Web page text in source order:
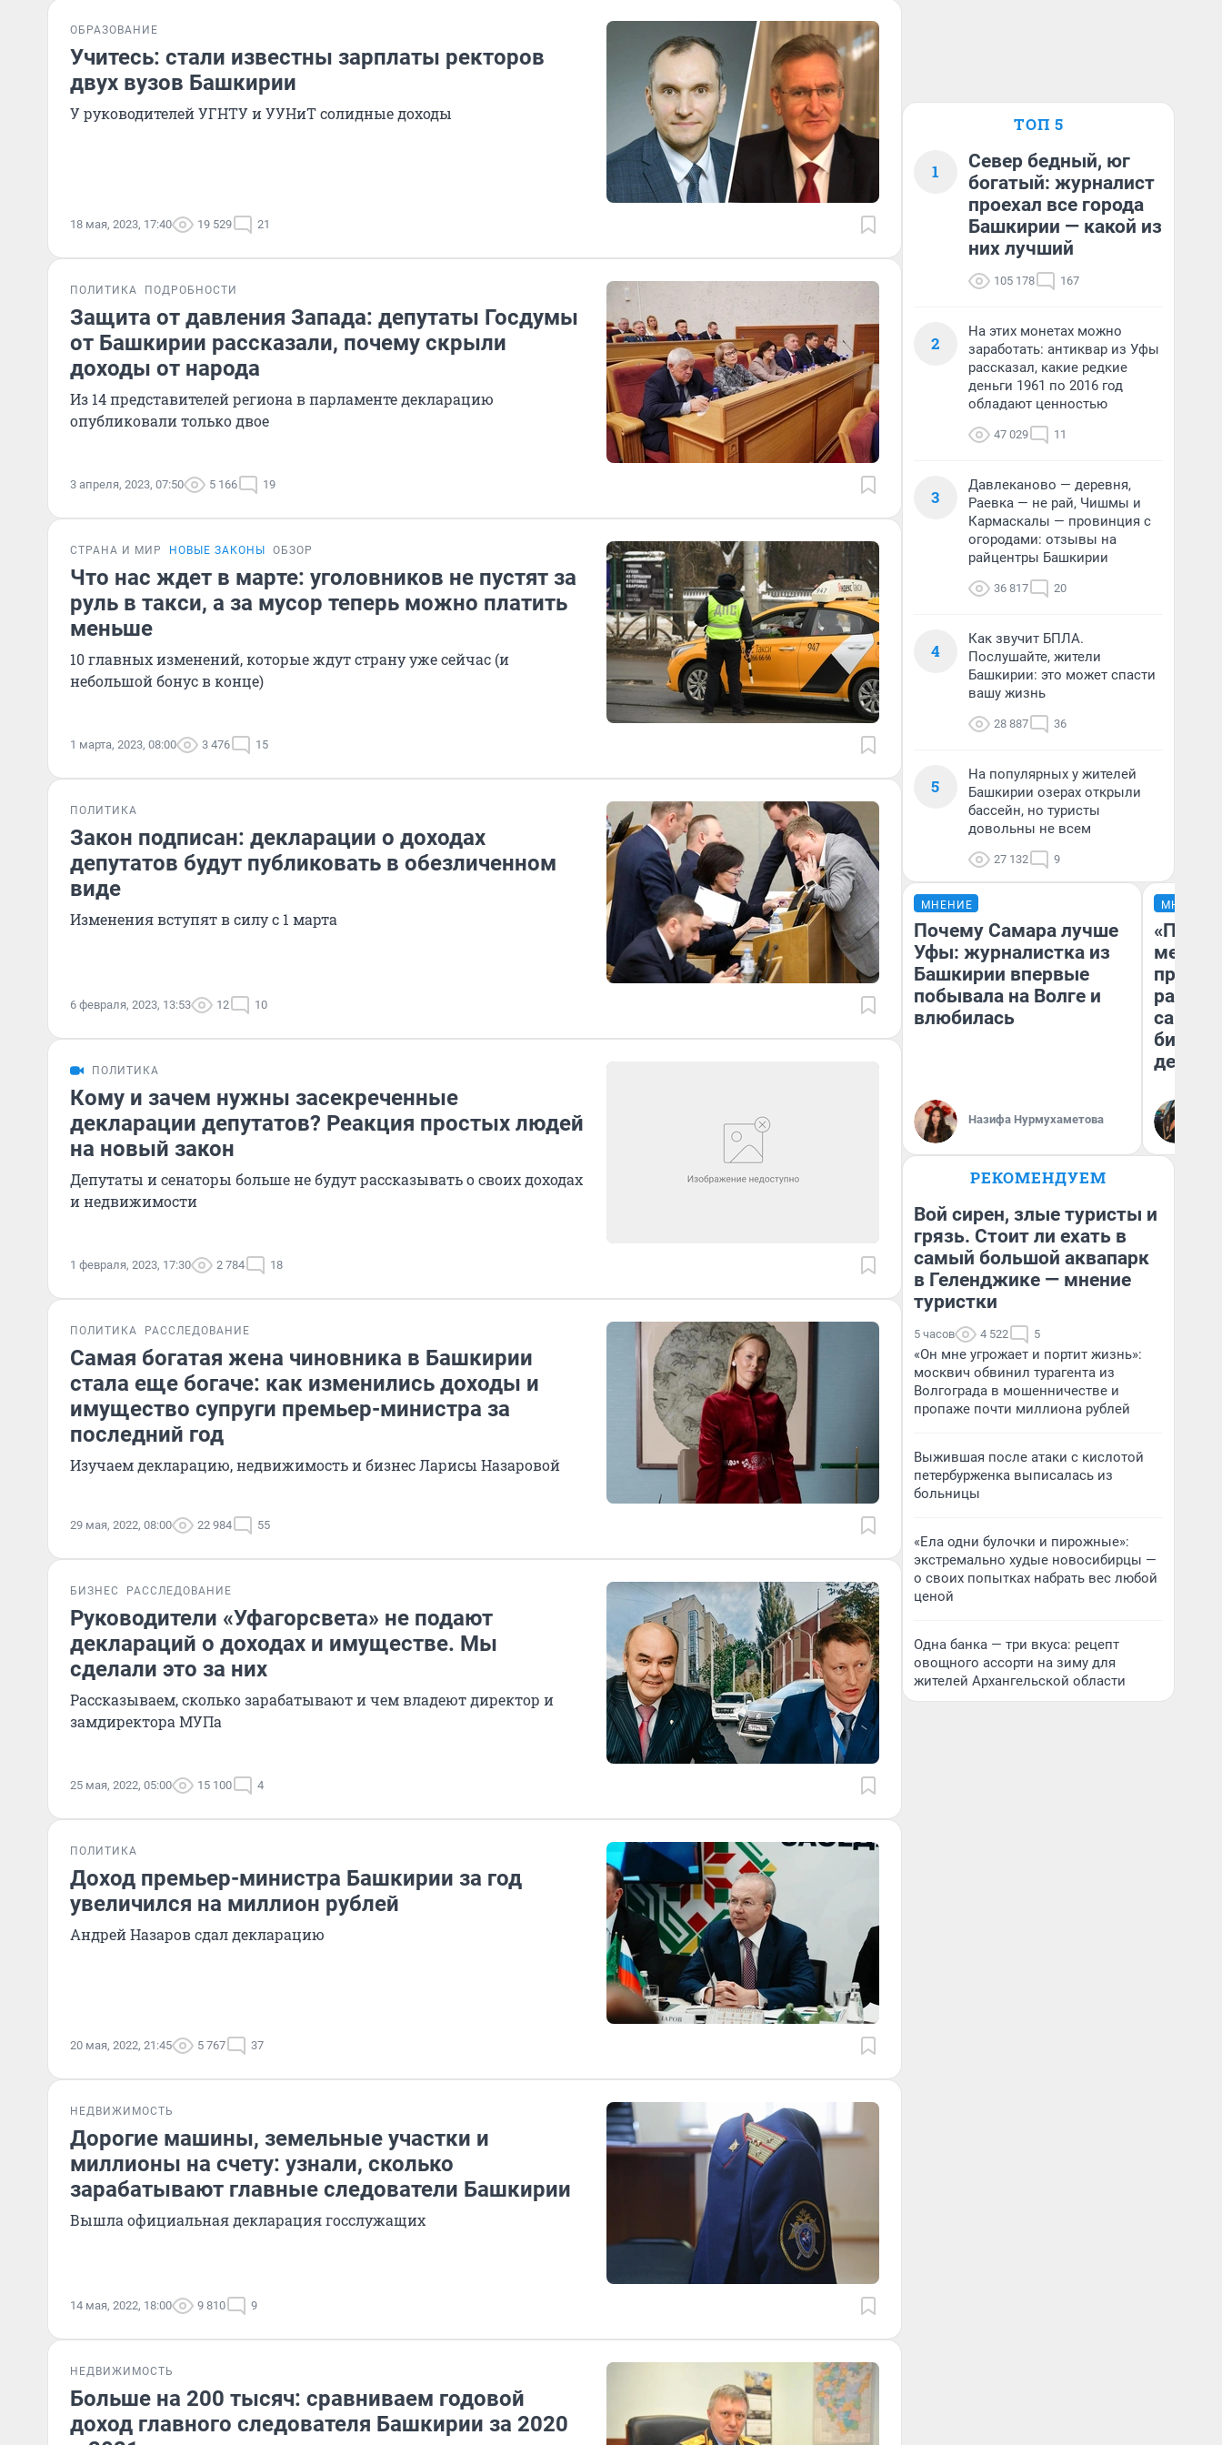
ОБРАЗОВАНИЕ
Учитесь: стали известны зарплаты ректоров
двух вузов Башкирии
У руководителей УГНТУ и УУНиТ солидные доходы
18 мая, 2023, 17:40 19 529 21
ПОЛИТИКА ПОДРОБНОСТИ
Защита от давления Запада: депутаты Госдумы
от Башкирии рассказали, почему скрыли
доходы от народа
Из 14 представителей региона в парламенте декларацию
опубликовали только двое
3 апреля, 2023, 07:50 5 166 19
СТРАНА И МИР НОВЫЕ ЗАКОНЫ ОБЗОР
Что нас ждет в марте: уголовников не пустят за
руль в такси, а за мусор теперь можно платить
меньше
10 главных изменений, которые ждут страну уже сейчас (и
небольшой бонус в конце)
1 марта, 2023, 08:00 3 476 15
ПОЛИТИКА
Закон подписан: декларации о доходах
депутатов будут публиковать в обезличенном
виде
Изменения вступят в силу с 1 марта
6 февраля, 2023, 13:53 12 10
ПОЛИТИКА
Кому и зачем нужны засекреченные
декларации депутатов? Реакция простых людей
на новый закон
Депутаты и сенаторы больше не будут рассказывать о своих доходах
и недвижимости
1 февраля, 2023, 17:30 2 784 18
ПОЛИТИКА РАССЛЕДОВАНИЕ
Самая богатая жена чиновника в Башкирии
стала еще богаче: как изменились доходы и
имущество супруги премьер-министра за
последний год
Изучаем декларацию, недвижимость и бизнес Ларисы Назаровой
29 мая, 2022, 08:00 22 984 55
БИЗНЕС РАССЛЕДОВАНИЕ
Руководители «Уфагорсвета» не подают
деклараций о доходах и имуществе. Мы
сделали это за них
Рассказываем, сколько зарабатывают и чем владеют директор и
замдиректора МУПа
25 мая, 2022, 05:00 15 100 4
ПОЛИТИКА
Доход премьер-министра Башкирии за год
увеличился на миллион рублей
Андрей Назаров сдал декларацию
20 мая, 2022, 21:45 5 767 37
НЕДВИЖИМОСТЬ
Дорогие машины, земельные участки и
миллионы на счету: узнали, сколько
зарабатывают главные следователи Башкирии
Вышла официальная декларация госслужащих
14 мая, 2022, 18:00 9 810 9
НЕДВИЖИМОСТЬ
Больше на 200 тысяч: сравниваем годовой
доход главного следователя Башкирии за 2020
ТОП 5
1
Север бедный, юг
богатый: журналист
проехал все города
Башкирии — какой из
них лучший
105 178 167
2
На этих монетах можно
заработать: антиквар из Уфы
рассказал, какие редкие
деньги 1961 по 2016 год
обладают ценностью
47 029 11
3
Давлеканово — деревня,
Раевка — не рай, Чишмы и
Кармаскалы — провинция с
огородами: отзывы на
райцентры Башкирии
36 817 20
4
Как звучит БПЛА.
Послушайте, жители
Башкирии: это может спасти
вашу жизнь
28 887 36
5
На популярных у жителей
Башкирии озерах открыли
бассейн, но туристы
довольны не всем
27 132 9
МНЕНИЕ
Почему Самара лучше
Уфы: журналистка из
Башкирии впервые
побывала на Волге и
влюбилась
Назифа Нурмухаметова
МНЕНИЕ
самом
РЕКОМЕНДУЕМ
Вой сирен, злые туристы и
грязь. Стоит ли ехать в
самый большой аквапарк
в Геленджике — мнение
туристки
5 часов 4 522 5
«Он мне угрожает и портит жизнь»:
москвич обвинил турагента из
Волгограда в мошенничестве и
пропаже почти миллиона рублей
Выжившая после атаки с кислотой
петербурженка выписалась из
больницы
«Ела одни булочки и пирожные»:
экстремально худые новосибирцы —
о своих попытках набрать вес любой
ценой
Одна банка — три вкуса: рецепт
овощного ассорти на зиму для
жителей Архангельской области